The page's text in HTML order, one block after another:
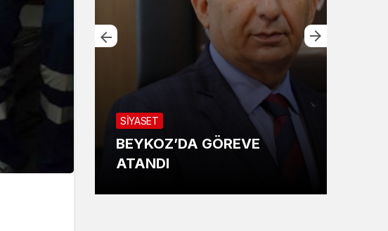
SİYASET
BEYKOZ’DA GÖREVE
ATANDI